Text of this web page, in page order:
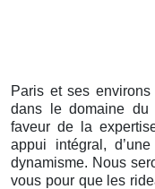
Paris et ses
dans le domaine du
faveur de la
appui intégral,
dynamisme. Nous
vous pour que les